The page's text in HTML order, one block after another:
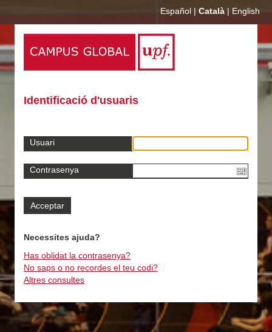
Español | Català | English
Identificació d'usuaris
Usuari
Contrasenya
Necessites ajuda?
Has oblidat la contrasenya?
No saps o no recordes el teu codi?
Altres consultes